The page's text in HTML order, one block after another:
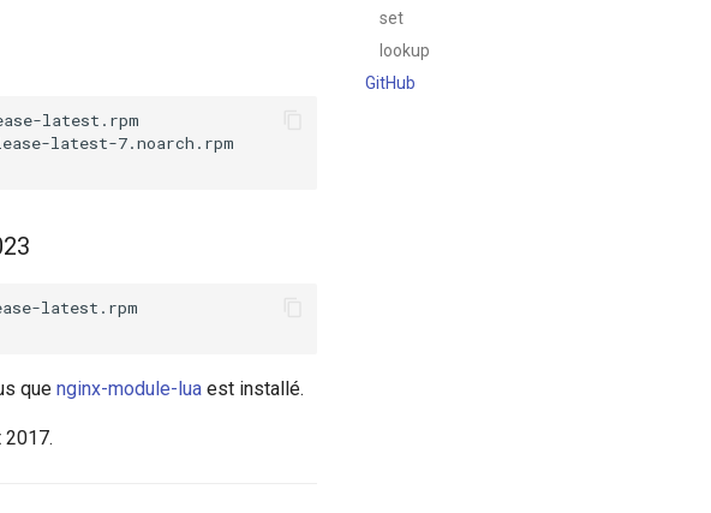
set
lookup
GitHub
latest.rpm
latest-7.noarch.rpm
latest.rpm
que nginx-module-lua est installé.
2017.